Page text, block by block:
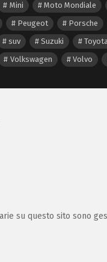
Mini Moto Mondiale
Peugeot Porsche
suv Suzuki
Toyota
Volkswagen Volvo
su questo sito sono